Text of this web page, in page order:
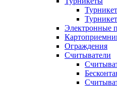
Электронные
Ограждения
Считыватели